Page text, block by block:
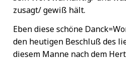
zusagt/ gewiß hält.
Eben diese schöne
den heutigen Beschluß des
diesem Manne nach dem